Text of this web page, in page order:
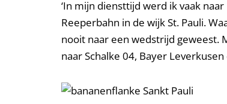
‘In mijn diensttijd werd ik vaak
Reeperbahn in de wijk St. Pauli.
nooit naar een wedstrijd geweest.
naar Schalke 04, Bayer